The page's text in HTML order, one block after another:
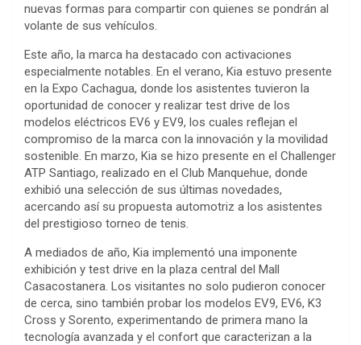
nuevas formas para compartir con quienes se pondrán al
volante de sus vehículos.
Este año, la marca ha destacado con activaciones
especialmente notables. En el verano, Kia estuvo presente
en la Expo Cachagua, donde los asistentes tuvieron la
oportunidad de conocer y realizar test drive de los
modelos eléctricos EV6 y EV9, los cuales reflejan el
compromiso de la marca con la innovación y la movilidad
sostenible. En marzo, Kia se hizo presente en el Challenger
ATP Santiago, realizado en el Club Manquehue, donde
exhibió una selección de sus últimas novedades,
acercando así su propuesta automotriz a los asistentes
del prestigioso torneo de tenis.
A mediados de año, Kia implementó una imponente
exhibición y test drive en la plaza central del Mall
Casacostanera. Los visitantes no solo pudieron conocer
de cerca, sino también probar los modelos EV9, EV6, K3
Cross y Sorento, experimentando de primera mano la
tecnología avanzada y el confort que caracterizan a la